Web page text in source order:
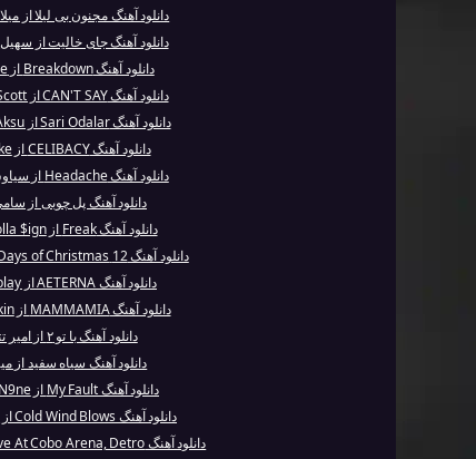
دانلود آهنگ مجنون بی لیلا از
دانلود آهنگ جای خالیت از
دانلود آهنگ Breakdown از J. Cole
دانلود آهنگ CAN'T SAY از Travis Scott
دانلود آهنگ Sari Odalar از Sezen Aksu
دانلود آهنگ CELIBACY از Drake
دانلود آهنگ Headache از سیاوش جانی
دانلود آهنگ پل چوبی از
دانلود آهنگ Freak از Ty Dolla $ign
دانلود آهنگ 12 Days of Christmas از Shaggy
دانلود آهنگ AETERNA از Coldplay
دانلود آهنگ MAMMAMIA از Måneskin
دانلود آهنگ با تو ۲ از امیر تتلو
دانلود آهنگ سیاه سفید از
دانلود آهنگ My Fault از Tech N9ne
دانلود آهنگ Cold Wind Blows از Eminem
دانلود آهنگ Parasite (Live At Cobo Arena, Detro...